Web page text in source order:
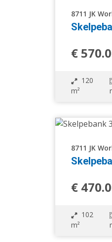
Overige
8711 JK
€
120
m²
8711 JK
€
102
m²